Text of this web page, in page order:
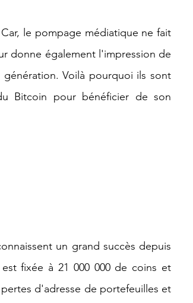
le pompage médiatique ne fait
donne également l'impression de
Voilà pourquoi ils sont
Bitcoin pour bénéficier de son
un grand succès depuis
fixée à 21 000 000 de coins et
d'adresse de portefeuilles et